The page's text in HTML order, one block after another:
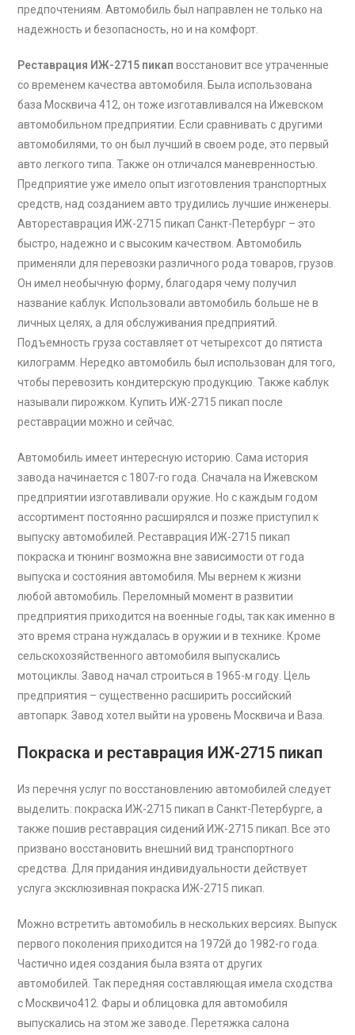
предпочтениям. Автомобиль был направлен не только на
надежность и безопасность, но и на комфорт.
Реставрация ИЖ-2715 пикап восстановит все утраченные
со временем качества автомобиля. Была использована
база Москвича 412, он тоже изготавливался на Ижевском
автомобильном предприятии. Если сравнивать с другими
автомобилями, то он был лучший в своем роде, это первый
авто легкого типа. Также он отличался маневренностью.
Предприятие уже имело опыт изготовления транспортных
средств, над созданием авто трудились лучшие инженеры.
Автореставрация ИЖ-2715 пикап Санкт-Петербург – это
быстро, надежно и с высоким качеством. Автомобиль
применяли для перевозки различного рода товаров, грузов.
Он имел необычную форму, благодаря чему получил
название каблук. Использовали автомобиль больше не в
личных целях, а для обслуживания предприятий.
Подъемность груза составляет от четырехсот до пятиста
килограмм. Нередко автомобиль был использован для того,
чтобы перевозить кондитерскую продукцию. Также каблук
называли пирожком. Купить ИЖ-2715 пикап после
реставрации можно и сейчас.
Автомобиль имеет интересную историю. Сама история
завода начинается с 1807-го года. Сначала на Ижевском
предприятии изготавливали оружие. Но с каждым годом
ассортимент постоянно расширялся и позже приступил к
выпуску автомобилей. Реставрация ИЖ-2715 пикап
покраска и тюнинг возможна вне зависимости от года
выпуска и состояния автомобиля. Мы вернем к жизни
любой автомобиль. Переломный момент в развитии
предприятия приходится на военные годы, так как именно в
это время страна нуждалась в оружии и в технике. Кроме
сельскохозяйственного автомобиля выпускались
мотоциклы. Завод начал строиться в 1965-м году. Цель
предприятия – существенно расширить российский
автопарк. Завод хотел выйти на уровень Москвича и Ваза.
Покраска и реставрация ИЖ-2715 пикап
Из перечня услуг по восстановлению автомобилей следует
выделить: покраска ИЖ-2715 пикап в Санкт-Петербурге, а
также пошив реставрация сидений ИЖ-2715 пикап. Все это
призвано восстановить внешний вид транспортного
средства. Для придания индивидуальности действует
услуга эксклюзивная покраска ИЖ-2715 пикап.
Можно встретить автомобиль в нескольких версиях. Выпуск
первого поколения приходится на 1972й до 1982-го года.
Частично идея создания была взята от других
автомобилей. Так передняя составляющая имела сходства
с Москвичо412. Фары и облицовка для автомобиля
выпускались на этом же заводе. Перетяжка салона